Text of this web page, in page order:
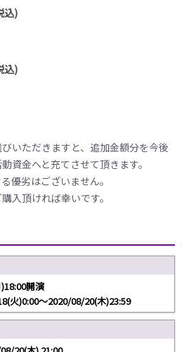
込)
込)
いただきますと、追加金額分を今後
資金へと充てさせて頂きます。
優劣はございません。
入頂ければ幸いです。
開演
火)0:00～2020/08/20(木)23:59